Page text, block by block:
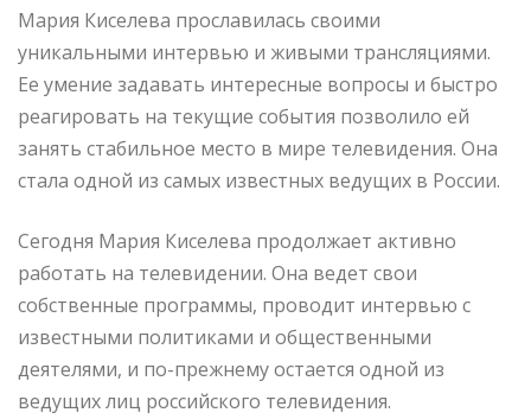
Мария Киселева прославилась своими
уникальными интервью и живыми трансляциями.
Ее умение задавать интересные вопросы и быстро
реагировать на текущие события позволило ей
занять стабильное место в мире телевидения. Она
стала одной из самых известных ведущих в России.
Сегодня Мария Киселева продолжает активно
работать на телевидении. Она ведет свои
собственные программы, проводит интервью с
известными политиками и общественными
деятелями, и по-прежнему остается одной из
ведущих лиц российского телевидения.